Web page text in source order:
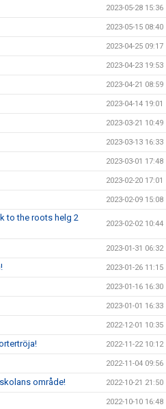
2023-05-28 15:36
2023-05-15 08:40
2023-04-25 09:17
2023-04-23 19:53
2023-04-21 08:59
2023-04-14 19:01
2023-03-21 10:49
2023-03-13 16:33
2023-03-01 17:48
2023-02-20 17:01
2023-02-09 15:08
to the roots helg 2
2023-02-02 10:44
2023-01-31 06:32
2023-01-26 11:15
2023-01-16 16:30
2023-01-01 16:33
2022-12-01 10:35
2022-11-22 10:12
2022-11-04 09:56
område! 2022-10-21 21:50
2022-10-10 16:48